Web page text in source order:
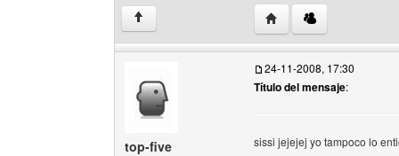
↑ Visitar sitio web del
top-five
24-11-2008, 17:30
Título del mensaje:
sissi jejejej yo tampoco lo